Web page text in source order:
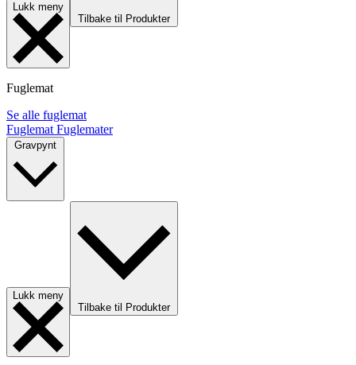
Lukk meny
Tilbake til Produkter
Fuglemat
Se alle fuglemat
Fuglemat Fuglemater
Lukk meny
Tilbake til Produkter